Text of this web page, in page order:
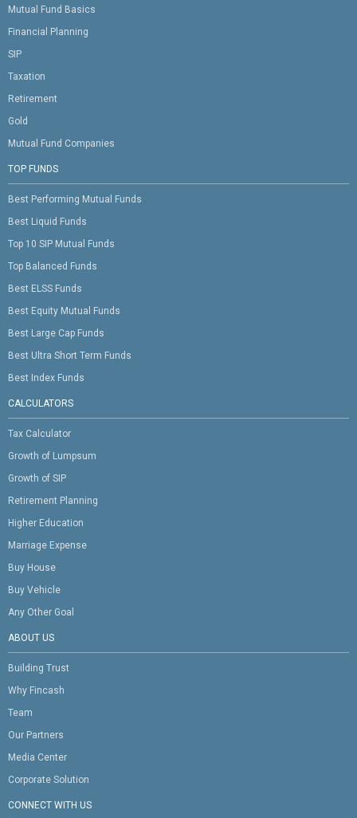
Mutual Fund Basics
Financial Planning
SIP
Taxation
Retirement
Gold
Mutual Fund Companies
TOP FUNDS
Best Performing Mutual Funds
Best Liquid Funds
Top 10 SIP Mutual Funds
Top Balanced Funds
Best ELSS Funds
Best Equity Mutual Funds
Best Large Cap Funds
Best Ultra Short Term Funds
Best Index Funds
CALCULATORS
Tax Calculator
Growth of Lumpsum
Growth of SIP
Retirement Planning
Higher Education
Marriage Expense
Buy House
Buy Vehicle
Any Other Goal
ABOUT US
Building Trust
Why Fincash
Team
Our Partners
Media Center
Corporate Solution
CONNECT WITH US